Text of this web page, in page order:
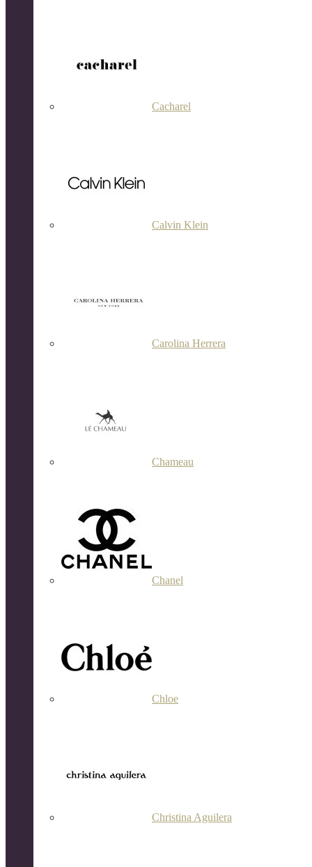
Cacharel
Calvin Klein
Carolina Herrera
Chameau
Chanel
Chloe
Christina Aguilera